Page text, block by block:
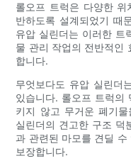
롤오프 트럭은 다양한
반하도록 설계되었기 때
유압 실린더는 이러한 트
물 관리 작업의 전반적인
합니다.
무엇보다도 유압 실린더
있습니다. 롤오프 트럭의
키지 않고 무거운 폐기
실린더의 견고한 구조 덕
과 관련된 마모를 견딜
보장합니다.